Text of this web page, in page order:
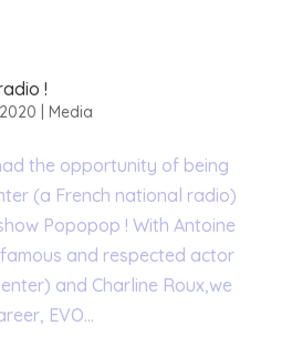
!
Media
the opportunity of being
(a French national radio)
Popopop ! With Antoine
and respected actor
and Charline Roux,we
EVO...